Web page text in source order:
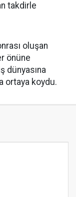
takdirle
oluşan
önüne
dünyasına
ortaya koydu.